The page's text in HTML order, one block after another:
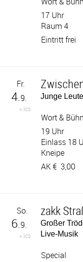
17 Uhr
Raum 4
Eintritt frei
Fr.
4.9.
>.ics
Junge
Wort &
19 Uhr
Einlass 18
Kneipe
AK € 3,00
So.
6.9.
>.ics
zakk
Großer
Live-Musik
Special